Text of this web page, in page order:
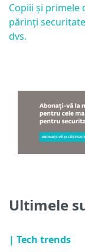
Copiii și primele
părinți
dvs.
Ultimele
| Tech trends